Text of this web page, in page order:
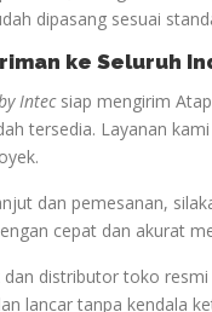
dipasang sesuai
ke Seluruh
Intecsiap mengirim
tersedia. Layanan
dan pemesanan,
cepat dan akurat
distributor toko
lancar tanpa kendala